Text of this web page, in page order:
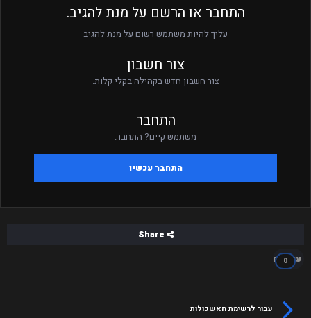
התחבר או הרשם על מנת להגיב.
עליך להיות משתמש רשום על מנת להגיב
צור חשבון
צור חשבון חדש בקהילה בקלי קלות.
התחבר
משתמש קיים? התחבר.
התחבר עכשיו
עוקבים
0
עבור לרשימת האשכולות